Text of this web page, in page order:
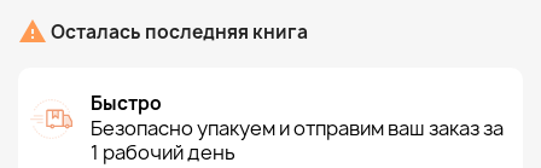
 Осталась последняя книга
Быстро
Безопасно упакуем и отправим ваш заказ за
1 рабочий день